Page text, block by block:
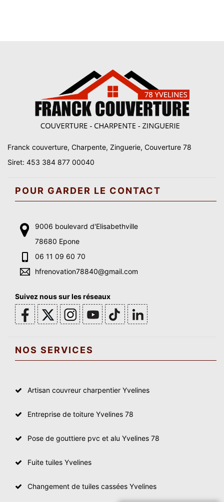
Franck couverture, Charpente, Zinguerie, Couverture 78
Siret: 453 384 877 00040
POUR GARDER LE CONTACT
9006 boulevard d'Elisabethville
78680 Epone
06 11 09 60 70
hfrenovation78840@gmail.com
Suivez nous sur les réseaux
NOS SERVICES
Artisan couvreur charpentier Yvelines
Entreprise de toiture Yvelines 78
Pose de gouttiere pvc et alu Yvelines 78
Fuite tuiles Yvelines
Changement de tuiles cassées Yvelines